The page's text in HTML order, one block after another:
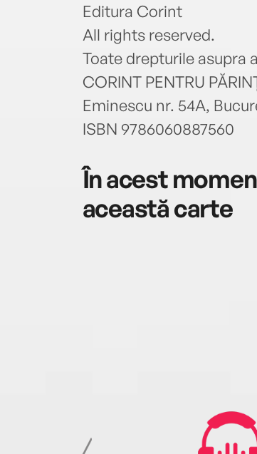
Editura Corint
All rights reserved.
Toate drepturile asupra
CORINT PENTRU
Eminescu nr. 54A,
ISBN 9786060887560
În acest
această carte